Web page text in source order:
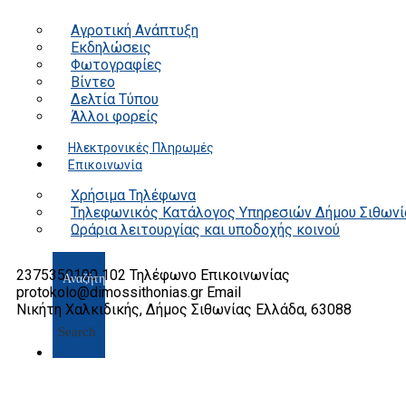
Αγροτική Ανάπτυξη
Εκδηλώσεις
Φωτογραφίες
Βίντεο
Δελτία Τύπου
Άλλοι φορείς
Ηλεκτρονικές Πληρωμές
Επικοινωνία
Χρήσιμα Τηλέφωνα
Τηλεφωνικός Κατάλογος Υπηρεσιών Δήμου
Ωράρια λειτουργίας και υποδοχής κοινού
Search
2375350100 102 Τηλέφωνο Επικοινωνίας
protokolo@dimossithonias.gr Email
Νικήτη Χαλκιδικής, Δήμος Σιθωνίας Ελλάδα, 63088